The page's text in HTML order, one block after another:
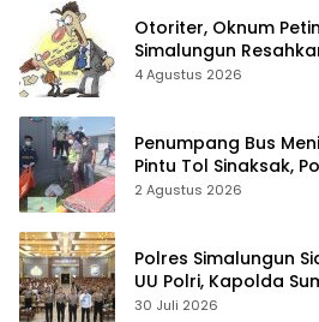
Otoriter, Oknum
Simalungun
4 Agustus 2026
Penumpang Bus
Pintu Tol Sinaksak,
Nanggar Gerak
2 Agustus 2026
Polres Simalungun
UU Polri, Kapolda
Fondasi Penguatan
30 Juli 2026